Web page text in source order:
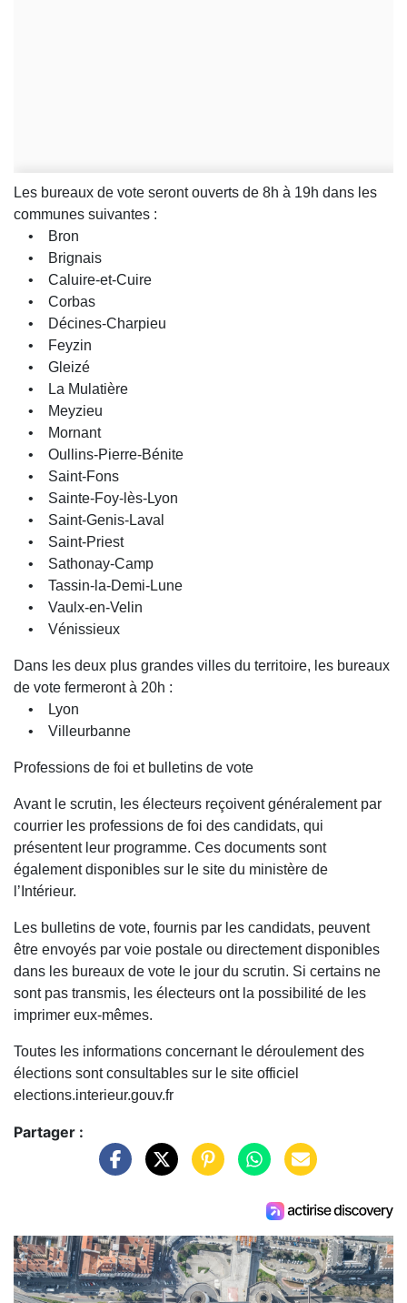
Les bureaux de vote seront ouverts de 8h à 19h dans les
communes suivantes :
• Bron
• Brignais
• Caluire-et-Cuire
• Corbas
• Décines-Charpieu
• Feyzin
• Gleizé
• La Mulatière
• Meyzieu
• Mornant
• Oullins-Pierre-Bénite
• Saint-Fons
• Sainte-Foy-lès-Lyon
• Saint-Genis-Laval
• Saint-Priest
• Sathonay-Camp
• Tassin-la-Demi-Lune
• Vaulx-en-Velin
• Vénissieux
Dans les deux plus grandes villes du territoire, les bureaux
de vote fermeront à 20h :
• Lyon
• Villeurbanne
Professions de foi et bulletins de vote
Avant le scrutin, les électeurs reçoivent généralement par
courrier les professions de foi des candidats, qui
présentent leur programme. Ces documents sont
également disponibles sur le site du ministère de
l’Intérieur.
Les bulletins de vote, fournis par les candidats, peuvent
être envoyés par voie postale ou directement disponibles
dans les bureaux de vote le jour du scrutin. Si certains ne
sont pas transmis, les électeurs ont la possibilité de les
imprimer eux-mêmes.
Toutes les informations concernant le déroulement des
élections sont consultables sur le site officiel
elections.interieur.gouv.fr
Partager :